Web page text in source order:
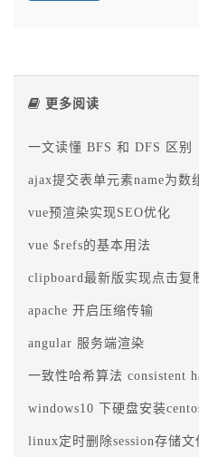
更多阅读
一文读懂 BFS 和 DFS 区别
ajax提交表单元素name为
vue预渲染实现SEO优化
vue $refs的基本用法
clipboard最新版实现点击复
apache 开启压缩传输
angular 服务端渲染
一致性哈希算法 consistent
windows10 下硬盘安装
linux定时删除session存储文